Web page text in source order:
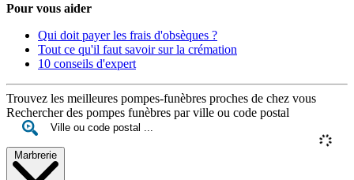
Pour vous aider
Qui doit payer les frais d'obsèques ?
Tout ce qu'il faut savoir sur la crémation
10 conseils d'expert
Trouvez les meilleures pompes-funèbres proches de chez vous
Rechercher des pompes funèbres par ville ou code postal
Marbrerie